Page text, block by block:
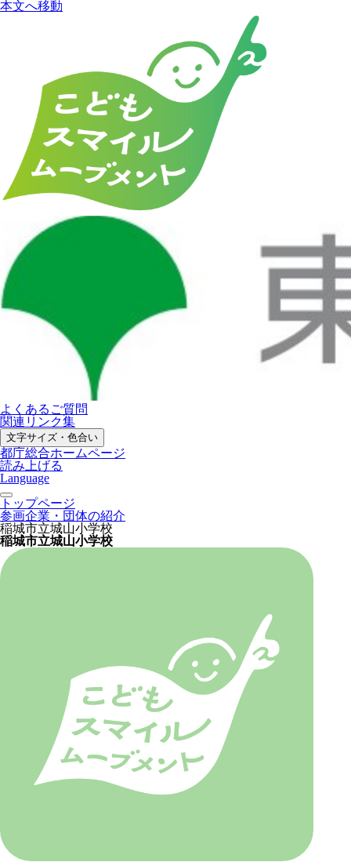
本文へ移動
よくあるご質問
関連リンク集
文字サイズ・色合い
都庁総合ホームページ
読み上げる
Language
トップページ
参画企業・団体の紹介
稲城市立城山小学校
稲城市立城山小学校